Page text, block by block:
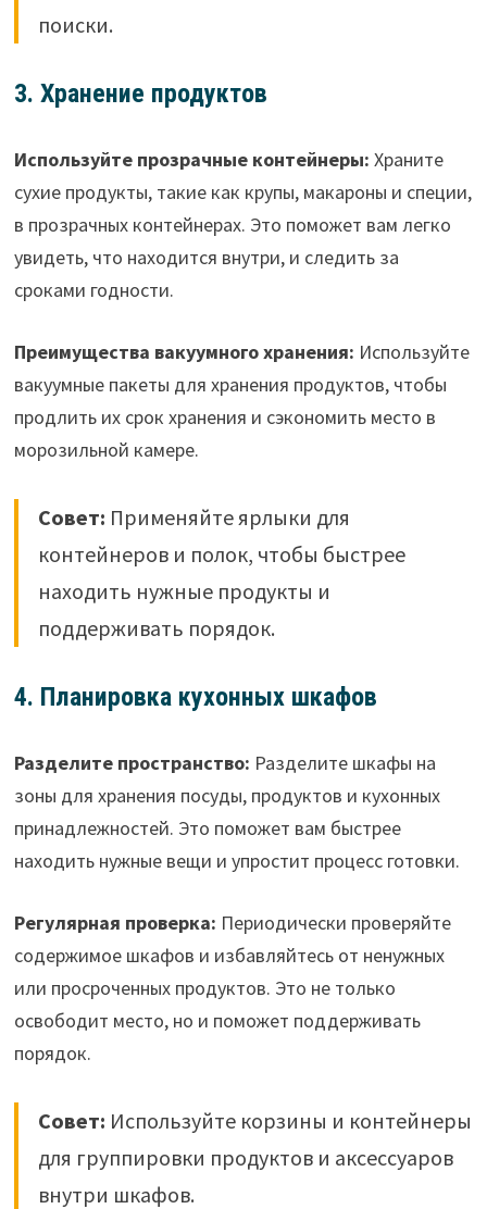
поиски.
3. Хранение продуктов
Используйте прозрачные контейнеры: Храните
сухие продукты, такие как крупы, макароны и специи,
в прозрачных контейнерах. Это поможет вам легко
увидеть, что находится внутри, и следить за
сроками годности.
Преимущества вакуумного хранения: Используйте
вакуумные пакеты для хранения продуктов, чтобы
продлить их срок хранения и сэкономить место в
морозильной камере.
Совет: Применяйте ярлыки для
контейнеров и полок, чтобы быстрее
находить нужные продукты и
поддерживать порядок.
4. Планировка кухонных шкафов
Разделите пространство: Разделите шкафы на
зоны для хранения посуды, продуктов и кухонных
принадлежностей. Это поможет вам быстрее
находить нужные вещи и упростит процесс готовки.
Регулярная проверка: Периодически проверяйте
содержимое шкафов и избавляйтесь от ненужных
или просроченных продуктов. Это не только
освободит место, но и поможет поддерживать
порядок.
Совет: Используйте корзины и контейнеры
для группировки продуктов и аксессуаров
внутри шкафов.